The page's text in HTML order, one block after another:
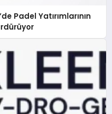
Padel Yatırımlarının